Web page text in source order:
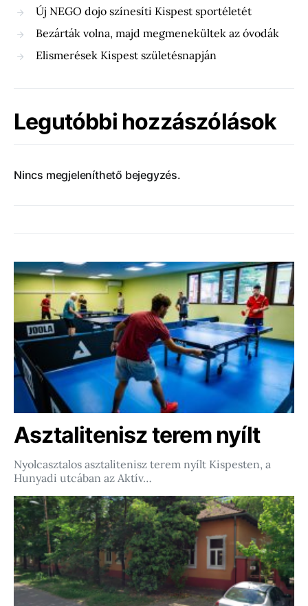
Új NEGO dojo színesíti Kispest sportéletét
Bezárták volna, majd megmenekültek az óvodák
Elismerések Kispest születésnapján
Legutóbbi hozzászólások
Nincs megjeleníthető bejegyzés.
Asztalitenisz terem nyílt
Nyolcasztalos asztalitenisz terem nyílt Kispesten, a
Hunyadi utcában az Aktív…